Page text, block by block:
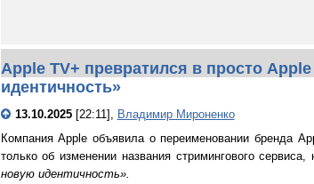
Apple TV+ превратился в просто
идентичность»
13.10.2025[22:11], Владимир Мироненко
Компания Apple объявила о переименовании бренда
только об изменении названия стримингового
новую идентичность».